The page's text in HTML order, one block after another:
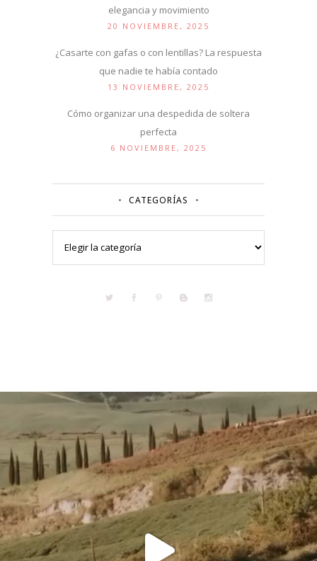
elegancia y movimiento
20 NOVIEMBRE, 2025
¿Casarte con gafas o con lentillas? La respuesta
que nadie te había contado
13 NOVIEMBRE, 2025
Cómo organizar una despedida de soltera
perfecta
6 NOVIEMBRE, 2025
CATEGORÍAS